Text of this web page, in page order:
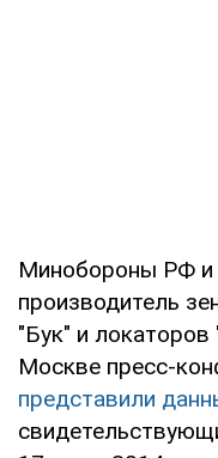
Минобороны РФ и
производитель
"Бук" и
Москве пресс-
представили